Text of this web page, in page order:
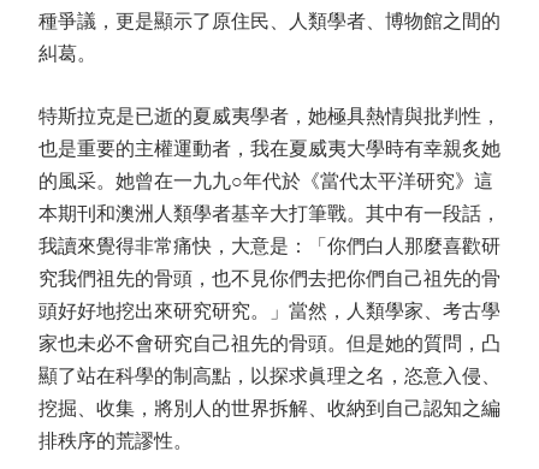
種爭議，更是顯示了原住民、人類學者、博物館之間的
糾葛。
特斯拉克是已逝的夏威夷學者，她極具熱情與批判性，
也是重要的主權運動者，我在夏威夷大學時有幸親炙她
的風采。她曾在一九九○年代於《當代太平洋研究》這
本期刊和澳洲人類學者基辛大打筆戰。其中有一段話，
我讀來覺得非常痛快，大意是：「你們白人那麼喜歡研
究我們祖先的骨頭，也不見你們去把你們自己祖先的骨
頭好好地挖出來研究研究。」當然，人類學家、考古學
家也未必不會研究自己祖先的骨頭。但是她的質問，凸
顯了站在科學的制高點，以探求眞理之名，恣意入侵、
挖掘、收集，將別人的世界拆解、收納到自己認知之編
排秩序的荒謬性。